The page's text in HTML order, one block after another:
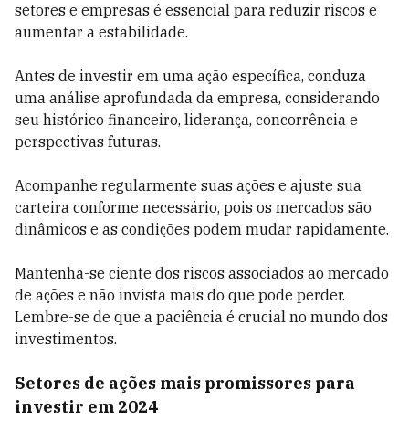
setores e empresas é essencial para reduzir riscos e
aumentar a estabilidade.
Antes de investir em uma ação específica, conduza
uma análise aprofundada da empresa, considerando
seu histórico financeiro, liderança, concorrência e
perspectivas futuras.
Acompanhe regularmente suas ações e ajuste sua
carteira conforme necessário, pois os mercados são
dinâmicos e as condições podem mudar rapidamente.
Mantenha-se ciente dos riscos associados ao mercado
de ações e não invista mais do que pode perder.
Lembre-se de que a paciência é crucial no mundo dos
investimentos.
Setores de ações mais promissores para
investir em 2024